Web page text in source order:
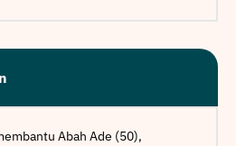
Abah Ade (50),